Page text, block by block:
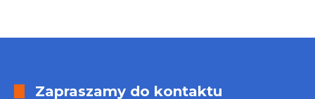
Zapraszamy do kontaktu